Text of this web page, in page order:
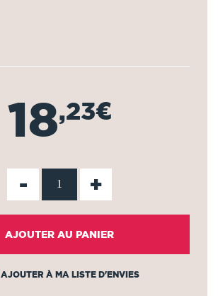
18,23€
- +
AJOUTER AU PANIER
AJOUTER À MA LISTE D'ENVIES